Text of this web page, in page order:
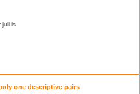
juli is
one descriptive pairs